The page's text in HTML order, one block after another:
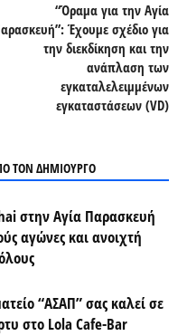
“Όραμα για την Αγία
Έχουμε σχέδιο για
την διεκδίκηση και την
ανάπλαση των
εγκαταλελειμμένων
εγκαταστάσεων (VD)
ΤΟΝ ΔΗΜΙΟΥΡΓΟ
στην Αγία Παρασκευή
αγώνες και ανοιχτή
“ΑΣΑΠ” σας καλεί σε
στο Lola Cafe-Bar